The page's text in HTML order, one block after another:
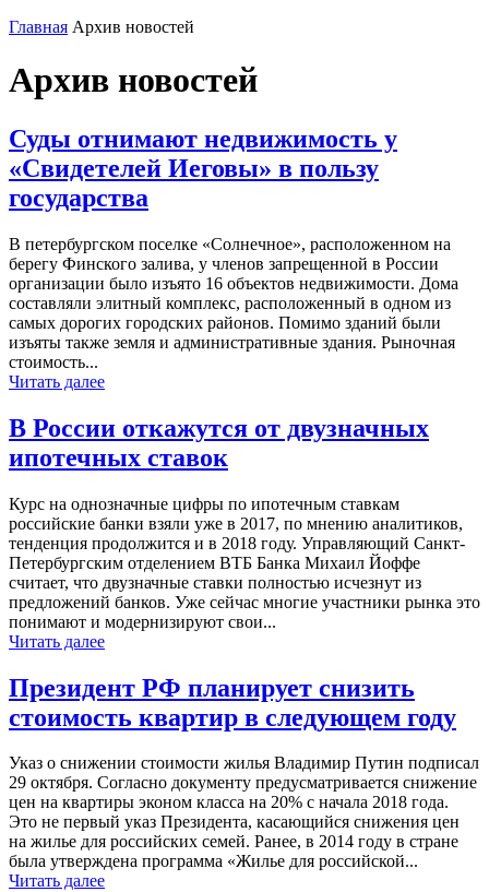
Главная Архив новостей
Архив новостей
Суды отнимают недвижимость у
«Свидетелей Иеговы» в пользу
государства
В петербургском поселке «Солнечное», расположенном на
берегу Финского залива, у членов запрещенной в России
организации было изъято 16 объектов недвижимости. Дома
составляли элитный комплекс, расположенный в одном из
самых дорогих городских районов. Помимо зданий были
изъяты также земля и административные здания. Рыночная
стоимость...
Читать далее
В России откажутся от двузначных
ипотечных ставок
Курс на однозначные цифры по ипотечным ставкам
российские банки взяли уже в 2017, по мнению аналитиков,
тенденция продолжится и в 2018 году. Управляющий Санкт-
Петербургским отделением ВТБ Банка Михаил Йоффе
считает, что двузначные ставки полностью исчезнут из
предложений банков. Уже сейчас многие участники рынка это
понимают и модернизируют свои...
Читать далее
Президент РФ планирует снизить
стоимость квартир в следующем году
Указ о снижении стоимости жилья Владимир Путин подписал
29 октября. Согласно документу предусматривается снижение
цен на квартиры эконом класса на 20% с начала 2018 года.
Это не первый указ Президента, касающийся снижения цен
на жилье для российских семей. Ранее, в 2014 году в стране
была утверждена программа «Жилье для российской...
Читать далее